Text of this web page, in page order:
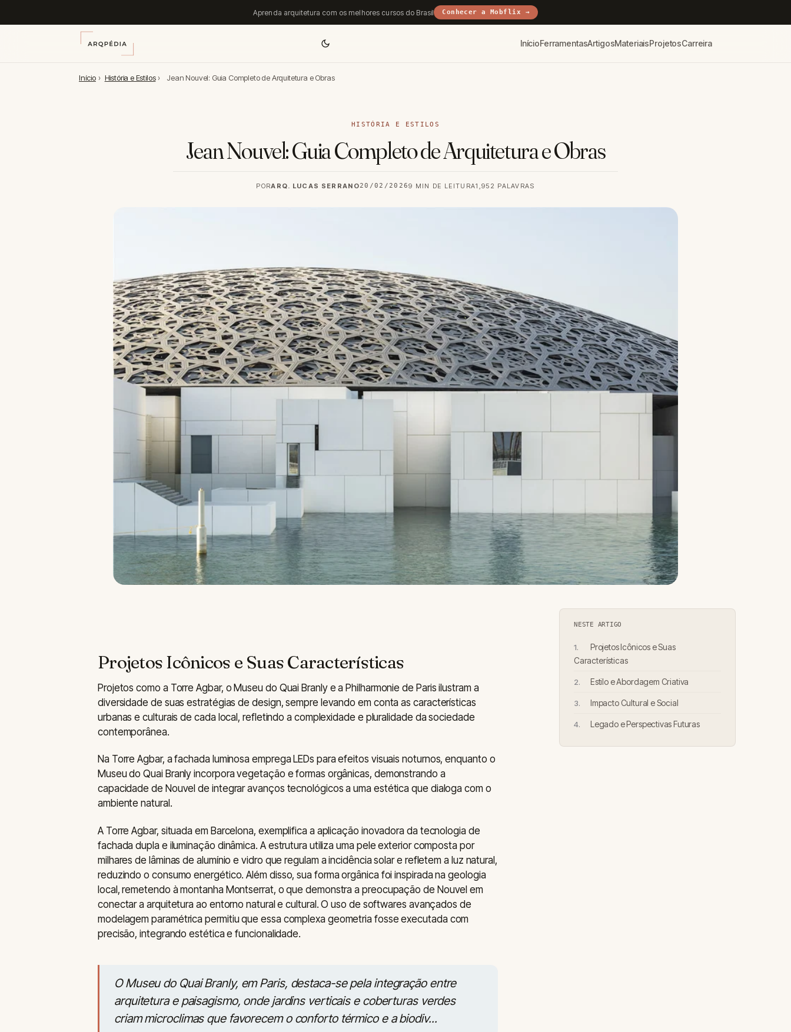
Aprenda arquitetura com os melhores cursos do Brasil Conhecer a Mobflix →
InícioFerramentasArtigosMateriaisProjetosCarreira
Início › História e Estilos › Jean Nouvel: Guia Completo de Arquitetura e Obras
HISTÓRIA E ESTILOS
Jean Nouvel: Guia Completo de Arquitetura e Obras
PORARQ. LUCAS SERRANO20/02/20269 MIN DE LEITURA1,952 PALAVRAS
Projetos Icônicos e Suas Características
Projetos como a Torre Agbar, o Museu do Quai Branly e a Philharmonie de Paris ilustram a
diversidade de suas estratégias de design, sempre levando em conta as características
urbanas e culturais de cada local, refletindo a complexidade e pluralidade da sociedade
contemporânea.
Na Torre Agbar, a fachada luminosa emprega LEDs para efeitos visuais noturnos, enquanto o
Museu do Quai Branly incorpora vegetação e formas orgânicas, demonstrando a
capacidade de Nouvel de integrar avanços tecnológicos a uma estética que dialoga com o
ambiente natural.
A Torre Agbar, situada em Barcelona, exemplifica a aplicação inovadora da tecnologia de
fachada dupla e iluminação dinâmica. A estrutura utiliza uma pele exterior composta por
milhares de lâminas de alumínio e vidro que regulam a incidência solar e refletem a luz natural,
reduzindo o consumo energético. Além disso, sua forma orgânica foi inspirada na geologia
local, remetendo à montanha Montserrat, o que demonstra a preocupação de Nouvel em
conectar a arquitetura ao entorno natural e cultural. O uso de softwares avançados de
modelagem paramétrica permitiu que essa complexa geometria fosse executada com
precisão, integrando estética e funcionalidade.
O Museu do Quai Branly, em Paris, destaca-se pela integração entre
arquitetura e paisagismo, onde jardins verticais e coberturas verdes
criam microclimas que favorecem o conforto térmico e a biodiv...
NESTE ARTIGO
Projetos Icônicos e Suas
Características
Estilo e Abordagem Criativa
Impacto Cultural e Social
Legado e Perspectivas Futuras